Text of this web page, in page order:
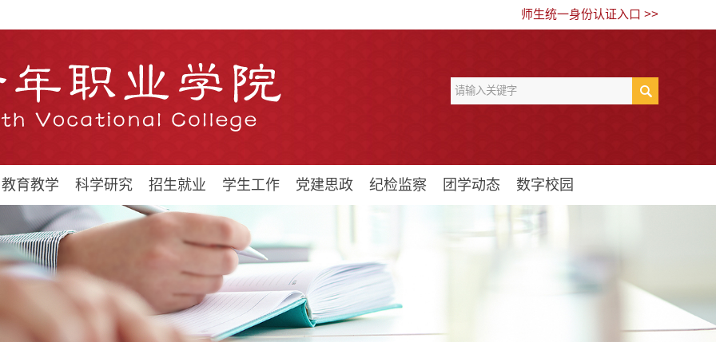
师生统一身份认证入口 >>
教育教学 科学研究 招生就业 学生工作 党建思政 纪检监察 团学动态 数字校园